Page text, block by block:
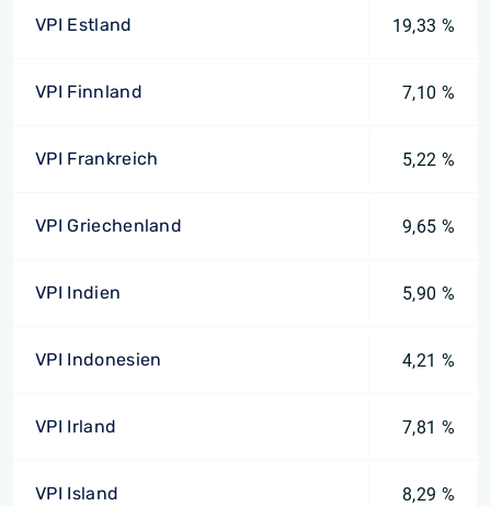
VPI Estland 19,33 %
VPI Finnland 7,10 %
VPI Frankreich 5,22 %
VPI Griechenland 9,65 %
VPI Indien 5,90 %
VPI Indonesien 4,21 %
VPI Irland 7,81 %
VPI Island 8,29 %